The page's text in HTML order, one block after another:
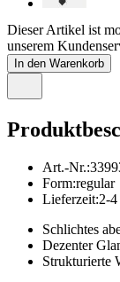
Dieser Artikel ist
unserem
In den Warenkorb
Art.-Nr.:
Form:regular
Lieferzeit:2-
Schlichtes
Dezenter
Strukturierte